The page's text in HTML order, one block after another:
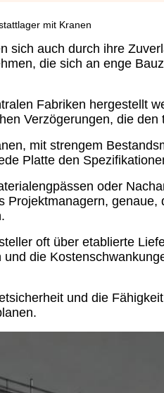
mit Kranen
sich auch durch ihre
die sich an enge
Fabriken hergestellt
Verzögerungen, die den
mit strengem
Platte den
oder
oft über etablierte
die
und die